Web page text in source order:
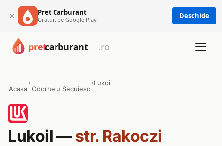
× Pret Carburant
Gratuit pe Google Play Deschide
Acasa
›
Odorheiu Secuiesc
›Lukoil
Lukoil —str. Rakoczi